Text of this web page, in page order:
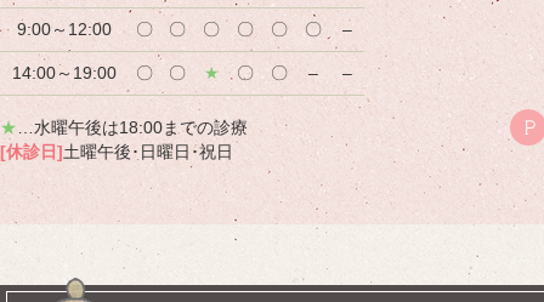
9:00～12:00 〇 〇 〇 〇 〇 〇 –
14:00～19:00 〇 〇 ★ 〇 〇 – –
★ …水曜午後は18:00までの診療
[休診日]土曜午後･日曜日･祝日
P